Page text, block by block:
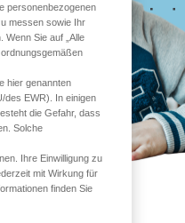
Passwort
personenbezogenen
messen sowie Ihr
Sie auf „Alle
hier genannten
des EWR). In einigen
die Gefahr, dass
Solche
Ihre Einwilligung zu
mit Wirkung für
finden Sie